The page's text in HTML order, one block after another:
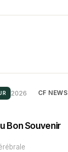
2026 CF NEWS
Bon Souvenir